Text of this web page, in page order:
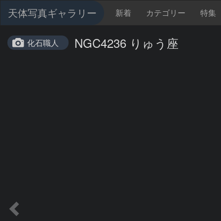
天体写真ギャラリー 新着 カテゴリー 特集
化石職人 NGC4236 りゅう座